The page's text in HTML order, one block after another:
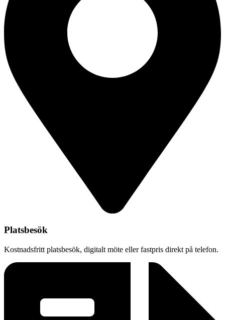
Platsbesök
Kostnadsfritt platsbesök, digitalt möte eller fastpris direkt på telefon.